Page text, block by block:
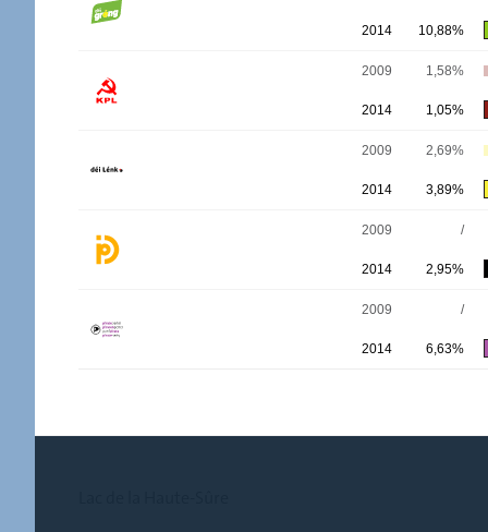
2014 10,88%
2009 1,58%
2014 1,05%
2009 2,69%
2014 3,89%
2009 /
2014 2,95%
2009 /
2014 6,63%